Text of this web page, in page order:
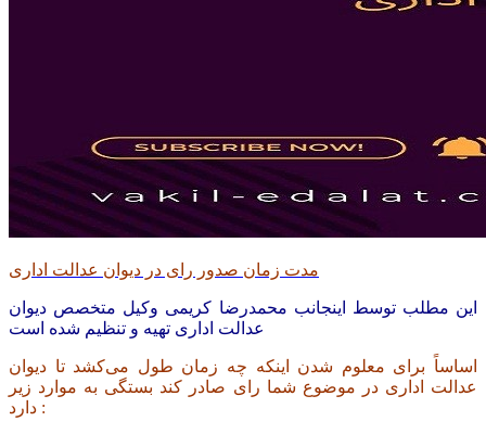
مدت زمان صدور رای در دیوان عدالت اداری
این مطلب توسط اینجانب محمدرضا کریمی وکیل متخصص دیوان
اساساً برای معلوم شدن اینکه چه زمان طول می‌کشد تا دیوان
عدالت اداری در موضوع شما رای صادر کند بستگی به موارد زیر
دارد :